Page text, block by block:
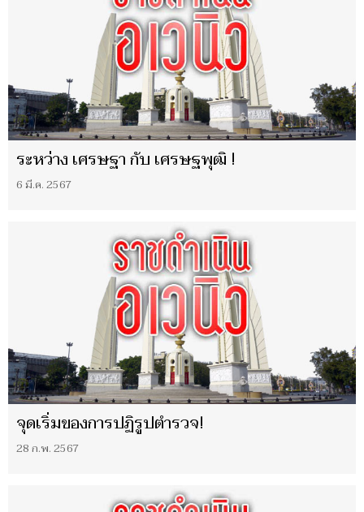
ระหว่าง เศรษฐา กับ เศรษฐพุฒิ !
6 มี.ค. 2567
จุดเริ่มของการปฏิรูปตำรวจ!
28 ก.พ. 2567